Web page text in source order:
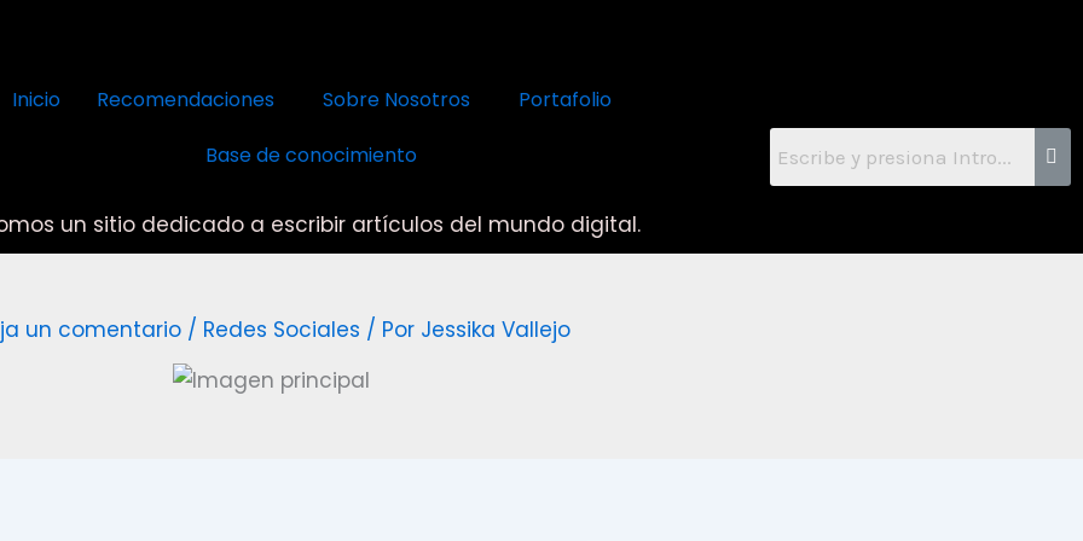
Inicio Recomendaciones Sobre Nosotros
Portafolio
Base de conocimiento
un sitio dedicado a escribir artículos del mundo digital.
un comentario / Redes Sociales / Por Jessika Vallejo